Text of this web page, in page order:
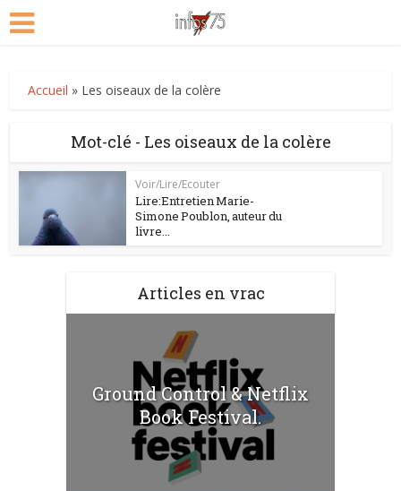
Accueil » Les oiseaux de la colère
Mot-clé - Les oiseaux de la colère
Voir/Lire/Ecouter
Lire:Entretien Marie-
Simone Poublon, auteur du
livre...
Articles en vrac
Ground Control & Netflix
Book Festival.